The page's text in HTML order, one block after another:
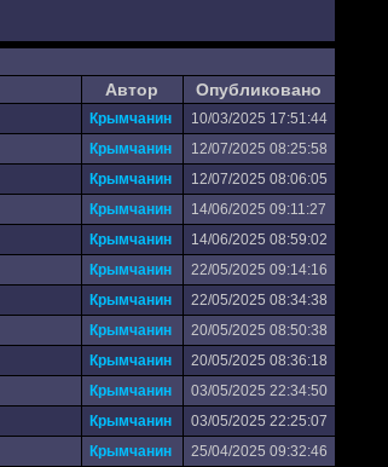
Автор Опубликовано
Крымчанин
10/03/2025 17:51:44
Крымчанин
12/07/2025 08:25:58
Крымчанин
12/07/2025 08:06:05
Крымчанин
14/06/2025 09:11:27
Крымчанин
14/06/2025 08:59:02
Крымчанин
22/05/2025 09:14:16
Крымчанин
22/05/2025 08:34:38
Крымчанин
20/05/2025 08:50:38
Крымчанин
20/05/2025 08:36:18
Крымчанин
03/05/2025 22:34:50
Крымчанин
03/05/2025 22:25:07
Крымчанин
25/04/2025 09:32:46